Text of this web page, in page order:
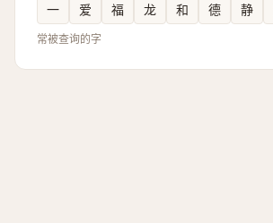
一 爱 福 龙 和 德 静
常被查询的字